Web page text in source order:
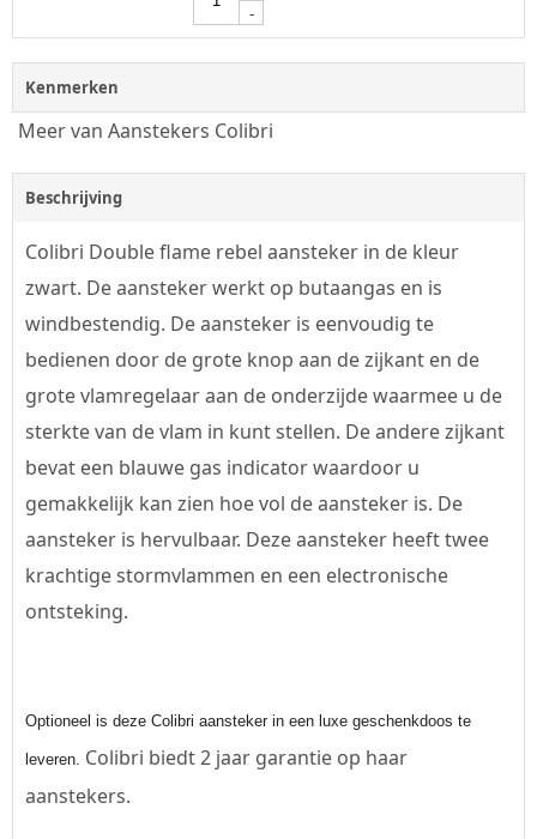
-
Kenmerken
Meer van Aanstekers Colibri
Beschrijving
Colibri Double flame rebel aansteker in de kleur
zwart. De aansteker werkt op butaangas en is
windbestendig. De aansteker is eenvoudig te
bedienen door de grote knop aan de zijkant en de
grote vlamregelaar aan de onderzijde waarmee u de
sterkte van de vlam in kunt stellen. De andere zijkant
bevat een blauwe gas indicator waardoor u
gemakkelijk kan zien hoe vol de aansteker is. De
aansteker is hervulbaar. Deze aansteker heeft twee
krachtige stormvlammen en een electronische
ontsteking.
Optioneel is deze Colibri aansteker in een luxe geschenkdoos te
leveren. Colibri biedt 2 jaar garantie op haar
aanstekers.